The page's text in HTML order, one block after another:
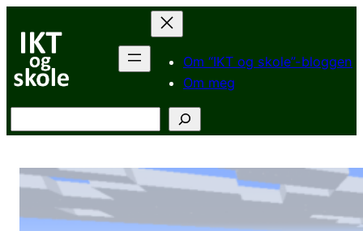
innhold
Om “IKT og skole”-bloggen
Om meg